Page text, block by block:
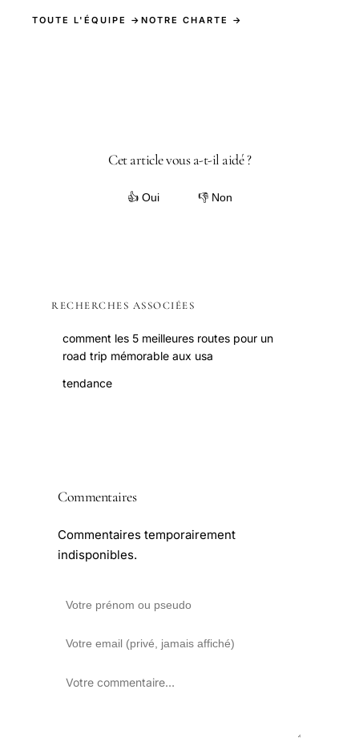
TOUTE L'ÉQUIPE → NOTRE CHARTE →
Cet article vous a-t-il aidé ?
👍 Oui 👎 Non
RECHERCHES ASSOCIÉES
comment les 5 meilleures routes pour un
road trip mémorable aux usa
tendance
Commentaires
Commentaires temporairement
indisponibles.